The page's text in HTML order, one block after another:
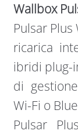
Wallbox
Pulsar
ricarica
ibridi plug-
di
Wi-Fi o
Pulsar